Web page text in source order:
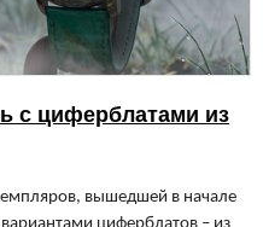
с циферблатами из
вышедшей в начале